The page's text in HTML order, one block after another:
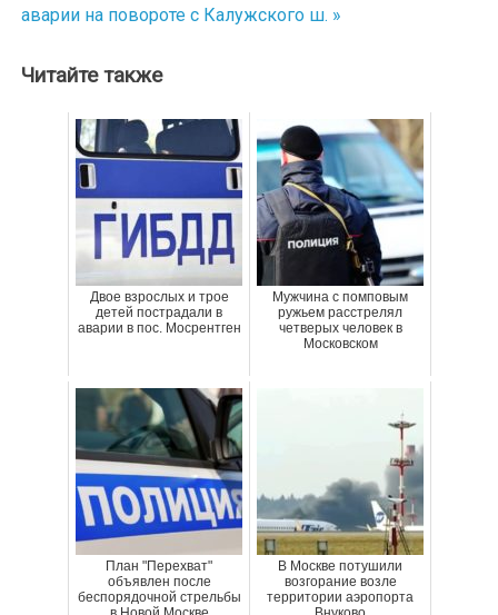
записям
аварии на повороте с Калужского ш. »
Читайте также
Двое взрослых и трое
детей пострадали в
аварии в пос. Мосрентген
Мужчина с помповым
ружьем расстрелял
четверых человек в
Московском
План "Перехват"
объявлен после
беспорядочной стрельбы
В Москве потушили
возгорание возле
территории аэропорта